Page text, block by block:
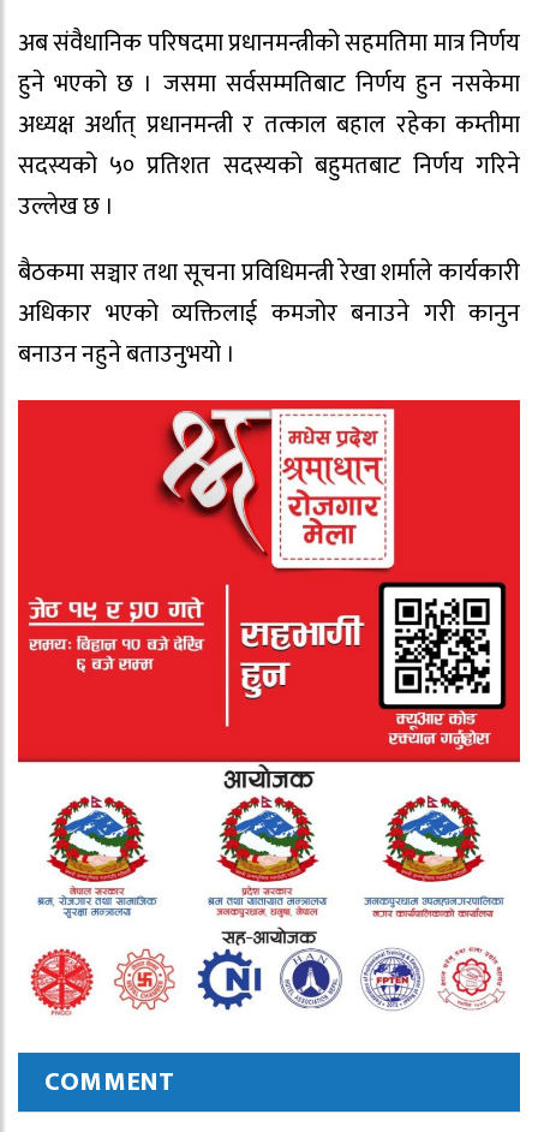
अब संवैधानिक परिषदमा प्रधानमन्त्रीको सहमतिमा मात्र निर्णय
हुने भएको छ । जसमा सर्वसम्मतिबाट निर्णय हुन नसकेमा
अध्यक्ष अर्थात् प्रधानमन्त्री र तत्काल बहाल रहेका कम्तीमा
सदस्यको ५० प्रतिशत सदस्यको बहुमतबाट निर्णय गरिने
उल्लेख छ ।
बैठकमा सञ्चार तथा सूचना प्रविधिमन्त्री रेखा शर्माले कार्यकारी
अधिकार भएको व्यक्तिलाई कमजोर बनाउने गरी कानुन
बनाउन नहुने बताउनुभयो ।
COMMENT